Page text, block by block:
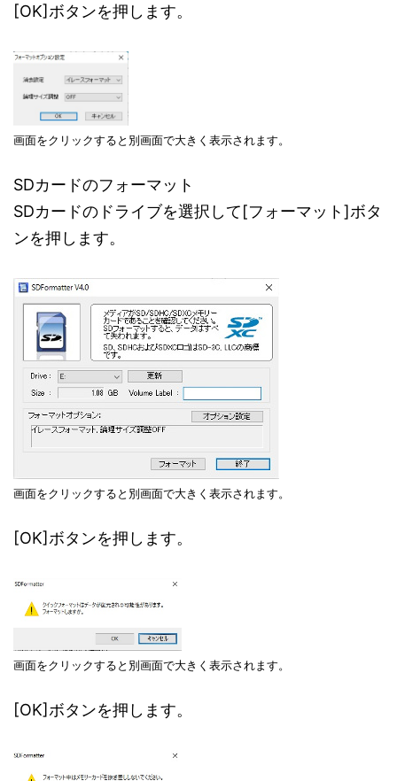
[OK]ボタンを押します。
画面をクリックすると別画面で大きく表示されます。
SDカードのフォーマット
SDカードのドライブを選択して[フォーマット]ボタ
ンを押します。
画面をクリックすると別画面で大きく表示されます。
[OK]ボタンを押します。
画面をクリックすると別画面で大きく表示されます。
[OK]ボタンを押します。